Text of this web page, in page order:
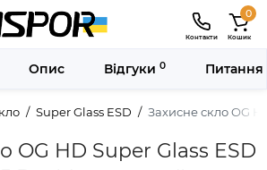
Контакти
0
Кошик
Super Glass ESD Захисне скло OG
OG HD Super Glass ESD
Опис Відгуки 0 Питання